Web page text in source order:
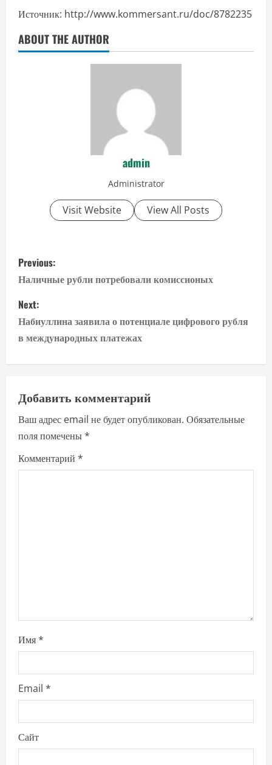
Источник: http://www.kommersant.ru/doc/8782235
ABOUT THE AUTHOR
admin
Administrator
Visit Website View All Posts
P
o
s
t
n
v
i
g
Previous:
Наличные рубли потребовали комиссионых
Next:
Набиуллина заявила о потенциале цифрового рубля
в международных платежах
Добавить комментарий
Ваш адрес email не будет опубликован. Обязательные
поля помечены*
Комментарий *
Имя*
Email *
Сайт